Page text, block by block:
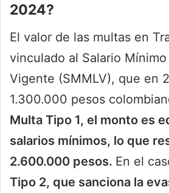
2024?
El valor de las multas en
vinculado al Salario
Vigente (SMMLV), que en
1.300.000 pesos
Multa Tipo 1, el monto es
salarios mínimos, lo que
2.600.000 pesos. En el
Tipo 2, que sanciona la